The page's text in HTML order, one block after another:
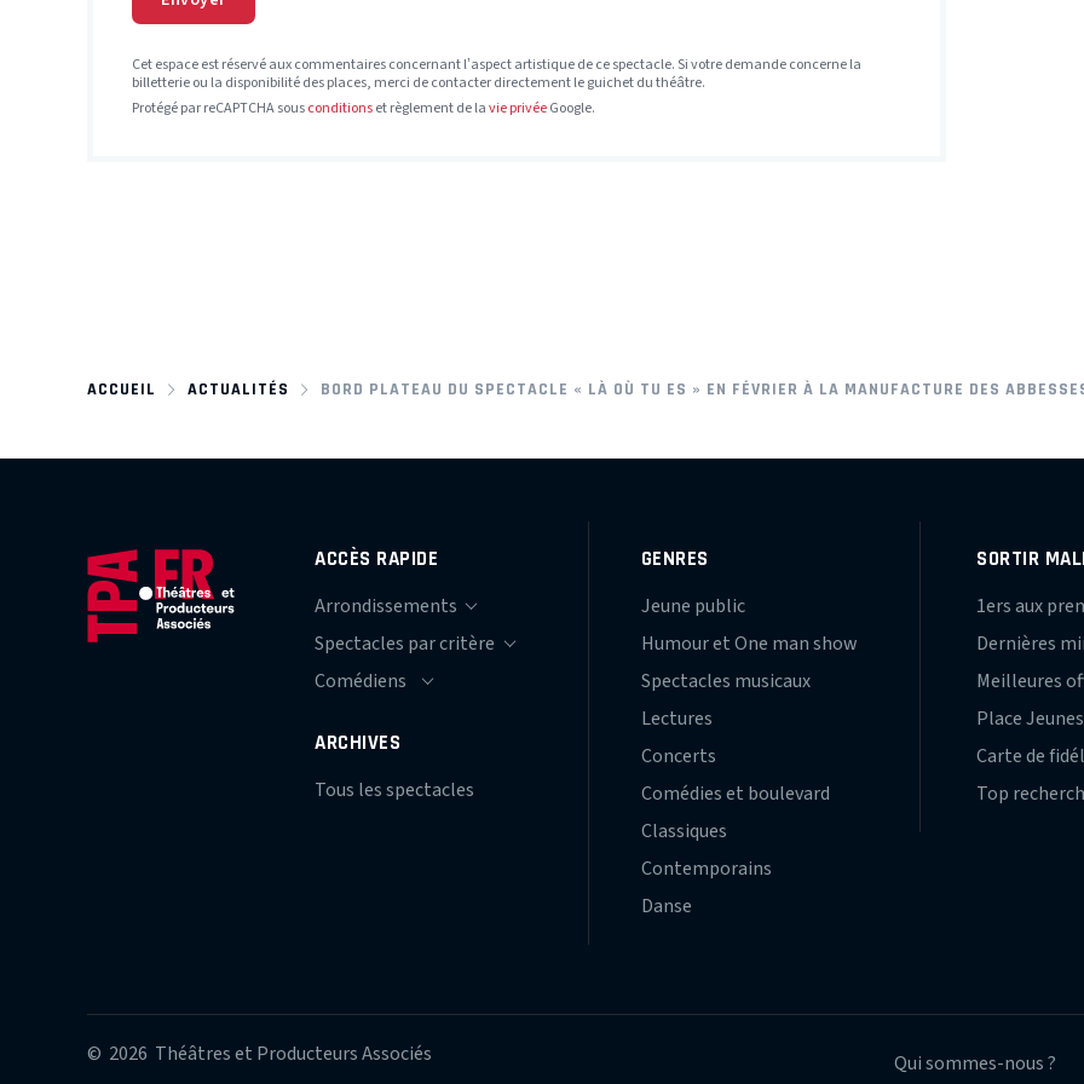
Cet espace est réservé aux commentaires concernant l’aspect artistique de ce spectacle. Si votre demande concerne la
billetterie ou la disponibilité des places, merci de contacter directement le guichet du théâtre.
Protégé par reCAPTCHA sousconditionset règlement de lavie privéeGoogle.
ACCUEIL ACTUALITÉS BORD PLATEAU DU SPECTACLE « LÀ OÙ TU ES » EN FÉVRIER À LA MANUFACTURE DES
ACCÈS RAPIDE
ARCHIVES
Tous les spectacles
GENRES
Jeune public
Humour et One man show
Spectacles musicaux
Lectures
Concerts
Comédies et boulevard
Classiques
Contemporains
Danse
SORTIR
1ers aux
Dernières
Meilleures
Place Jeunes
Carte de
Top
© 2026 Théâtres et Producteurs Associés Qui sommes-nous ?